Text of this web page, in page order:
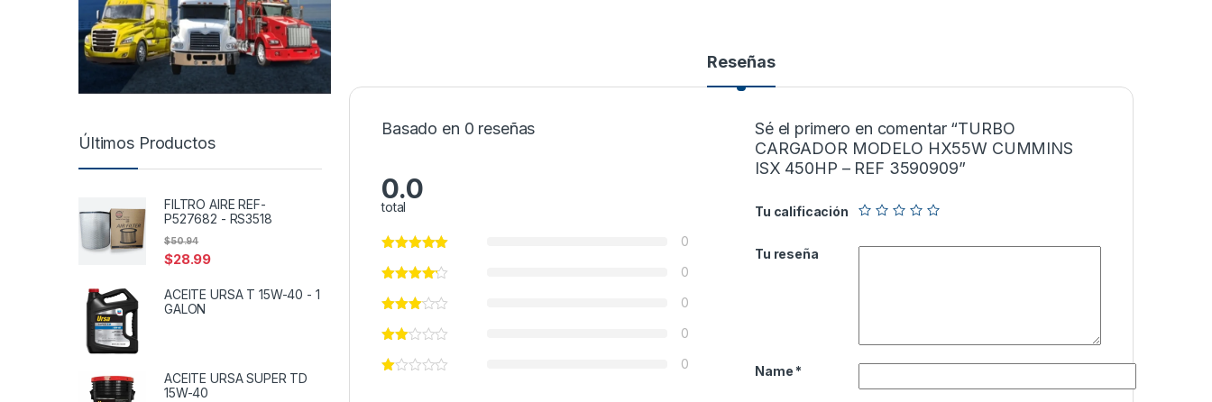
Reseñas
Basado en 0 reseñas
0.0
total
0
0
0
0
0
Sé el primero en comentar “TURBO
CARGADOR MODELO HX55W CUMMINS
ISX 450HP – REF 3590909”
Tu calificación
Tu reseña
Name *
Últimos Productos
FILTRO AIRE REF-
P527682 - RS3518
$28.99
$50.94
ACEITE URSA T 15W-40 - 1
GALON
ACEITE URSA SUPER TD
15W-40